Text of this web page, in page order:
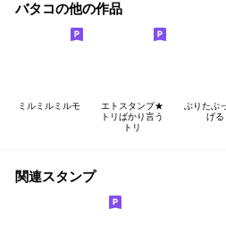
バタコの他の作品
ミルミルミルモ
エトスタンプ★
トリばかり言う
トリ
ぶりたぶ
げる
関連スタンプ